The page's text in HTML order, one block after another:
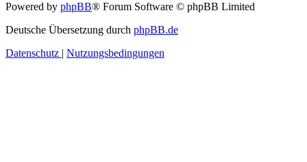
Powered by phpBB® Forum Software © phpBB Limited
Deutsche Übersetzung durch phpBB.de
Datenschutz | Nutzungsbedingungen